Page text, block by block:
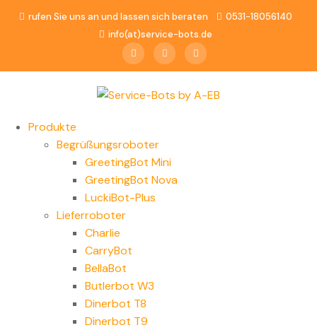
rufen Sie uns an und lassen sich beraten
0531-18056140
info(at)service-bots.de
Produkte
Begrüßungsroboter
GreetingBot Mini
GreetingBot Nova
LuckiBot-Plus
Lieferroboter
Charlie
CarryBot
BellaBot
Butlerbot W3
Dinerbot T8
Dinerbot T9